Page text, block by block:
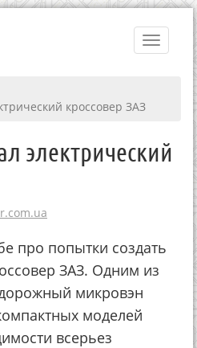
Toggle
кроссовер ЗАЗ
электрический
про попытки создать
ЗАЗ. Одним из
микровэн
моделей
всерьез